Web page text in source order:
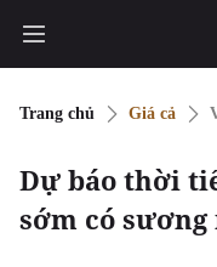
Trang chủ Giá cả
Dự báo thời
sớm có sương